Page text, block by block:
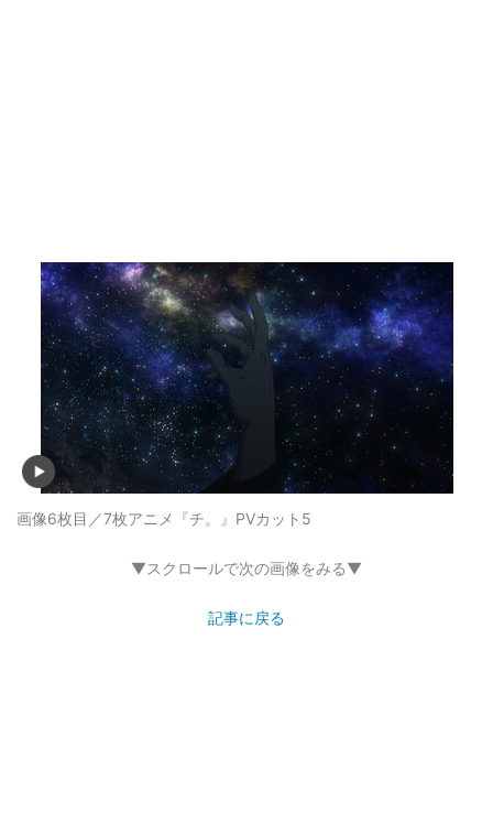
画像6枚目／7枚アニメ『チ。』PVカット5
▼スクロールで次の画像をみる▼
記事に戻る